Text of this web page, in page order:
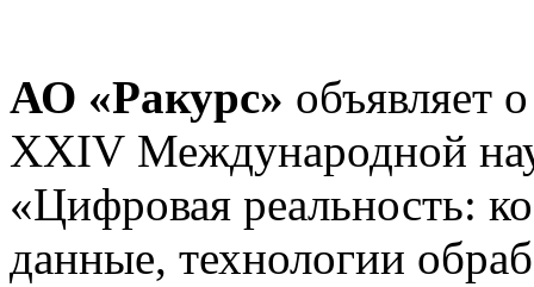
АО «Ракурс» объявляет
XXIV Международной
«Цифровая реальность:
данные, технологии